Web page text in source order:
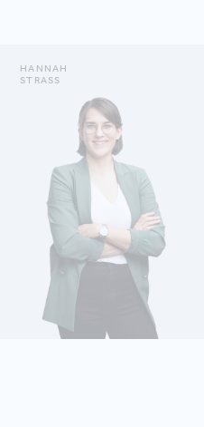
DETAILS ANZEIGEN
HANNAH
STRASS